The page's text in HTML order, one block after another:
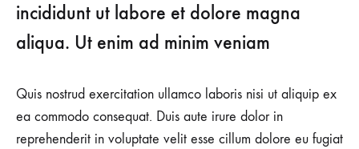
incididunt ut labore et dolore magna
aliqua. Ut enim ad minim veniam
Quis nostrud exercitation ullamco laboris nisi ut aliquip ex
ea commodo consequat. Duis aute irure dolor in
reprehenderit in voluptate velit esse cillum dolore eu fugiat